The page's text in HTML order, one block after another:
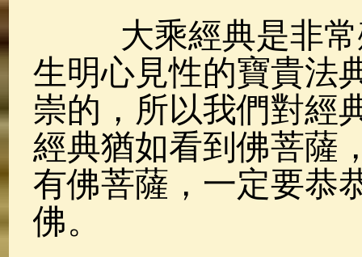
大乘經典是非常
生明心見性的寶貴法
崇的，所以我們對經
經典猶如看到佛菩薩
有佛菩薩，一定要恭
佛。